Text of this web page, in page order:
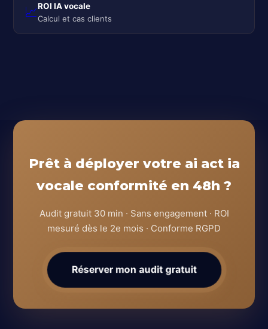
📈ROI IA vocale
Calcul et cas clients
Prêt à déployer votre ai act ia
vocale conformité en 48h ?
Audit gratuit 30 min · Sans engagement · ROI
mesuré dès le 2e mois · Conforme RGPD
Réserver mon audit gratuit